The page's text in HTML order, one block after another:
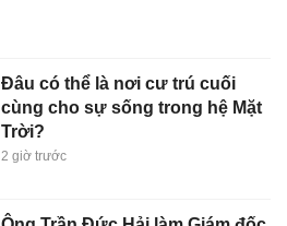
Đâu có thể là nơi cư trú cuối
cùng cho sự sống trong hệ Mặt
Trời?
2 giờ trước